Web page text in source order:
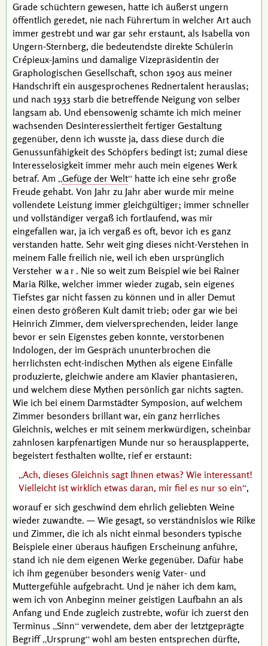
Grade schüchtern gewesen, hatte ich äußerst ungern
öffentlich geredet, nie nach Führertum in welcher Art auch
immer gestrebt und war gar sehr erstaunt, als Isabella von
Ungern-Sternberg, die bedeutendste direkte Schülerin
Crépieux-Jamins und damalige Vizepräsidentin der
Graphologischen Gesellschaft, schon 1903 aus meiner
Handschrift ein ausgesprochenes Rednertalent herauslas;
und nach 1933 starb die betreffende Neigung von selber
langsam ab. Und ebensowenig schämte ich mich meiner
wachsenden Desinteressiertheit fertiger Gestaltung
gegenüber, denn ich wusste ja, dass diese durch die
Genussunfähigkeit des Schöpfers bedingt ist; zumal diese
Interesselosigkeit immer mehr auch mein eigenes Werk
betraf. Am Gefüge der Welt hatte ich eine sehr große
Freude gehabt. Von Jahr zu Jahr aber wurde mir meine
vollendete Leistung immer gleichgültiger; immer schneller
und vollständiger vergaß ich fortlaufend, was mir
eingefallen war, ja ich vergaß es oft, bevor ich es ganz
verstanden hatte. Sehr weit ging dieses nicht-Verstehen in
meinem Falle freilich nie, weil ich eben ursprünglich
Versteher war . Nie so weit zum Beispiel wie bei Rainer
Maria Rilke, welcher immer wieder zugab, sein eigenes
Tiefstes gar nicht fassen zu können und in aller Demut
einen desto größeren Kult damit trieb; oder gar wie bei
Heinrich Zimmer, dem vielversprechenden, leider lange
bevor er sein Eigenstes geben konnte, verstorbenen
Indologen, der im Gespräch ununterbrochen die
herrlichsten echt-indischen Mythen als eigene Einfälle
produzierte, gleichwie andere am Klavier phantasieren,
und welchem diese Mythen persönlich gar nichts sagten.
Wie ich bei einem Darmstädter Symposion, auf welchem
Zimmer besonders brillant war, ein ganz herrliches
Gleichnis, welches er mit seinem merkwürdigen, scheinbar
zahnlosen karpfenartigen Munde nur so herausplapperte,
begeistert festhalten wollte, rief er erstaunt:
Ach, dieses Gleichnis sagt Ihnen etwas? Wie interessant!
Vielleicht ist wirklich etwas daran, mir fiel es nur so ein ,
worauf er sich geschwind dem ehrlich geliebten Weine
wieder zuwandte. — Wie gesagt, so verständnislos wie Rilke
und Zimmer, die ich als nicht einmal besonders typische
Beispiele einer überaus häufigen Erscheinung anführe,
stand ich nie dem eigenen Werke gegenüber. Dafür habe
ich ihm gegenüber besonders wenig Vater- und
Muttergefühle aufgebracht. Und je näher ich dem kam,
wem ich von Anbeginn meiner geistigen Laufbahn an als
Anfang und Ende zugleich zustrebte, wofür ich zuerst den
Terminus Sinn verwendete, dem aber der letztgeprägte
Begriff Ursprung wohl am besten entsprechen dürfte,